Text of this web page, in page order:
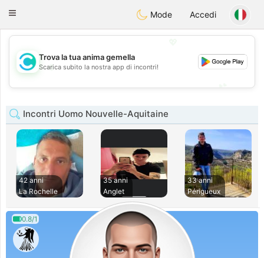
olombiaCitas
Toggle
Mode Accedi
💖
Trova la tua anima gemella
Scarica subito la nostra app di incontri!
Incontri Uomo Nouvelle-Aquitaine
42 anni
La Rochelle
35 anni
Anglet
33 anni
Périgueux
0.8/1